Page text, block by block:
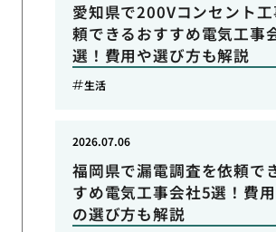
愛知県で200Vコンセント
頼できるおすすめ電気工事
選！費用や選び方も解説
生活
福岡県で漏電調査を依頼で
すめ電気工事会社5選！費
の選び方も解説
2026.07.06